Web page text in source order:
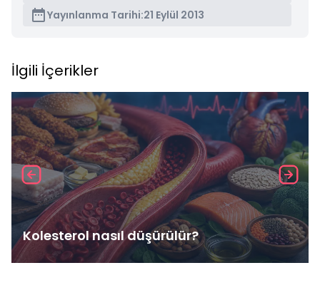
Yayınlanma Tarihi:21 Eylül 2013
İlgili İçerikler
Kolesterol nasıl düşürülür?